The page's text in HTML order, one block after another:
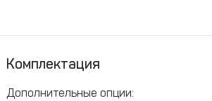
Комплектация
Дополнительные опции: